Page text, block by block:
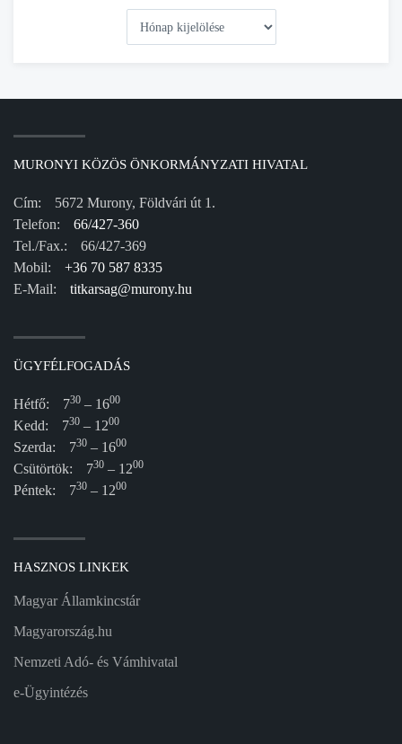
MURONYI KÖZÖS ÖNKORMÁNYZATI HIVATAL
Cím:
5672 Murony, Földvári út 1.
Telefon:
66/427-360
Tel./Fax.:
66/427-369
Mobil:
+36 70 587 8335
E-Mail:
titkarsag@murony.hu
ÜGYFÉLFOGADÁS
Hétfő: 730 – 1600
Kedd: 730 – 1200
Szerda: 730 – 1600
Csütörtök: 730 – 1200
Péntek: 730 – 1200
HASZNOS LINKEK
Magyar Államkincstár
Magyarország.hu
Nemzeti Adó- és Vámhivatal
e-Ügyintézés